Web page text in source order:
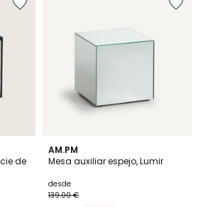
de
AM.PM
Mesa auxiliar espejo, Lumir
desde
139.00 €
4,8
/ 5
2
Colores